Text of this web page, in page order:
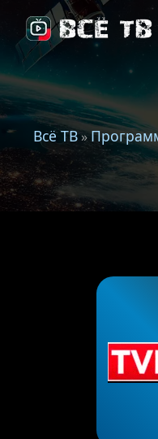
Всё ТВ»